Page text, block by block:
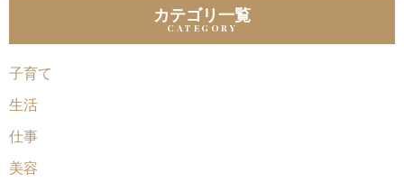
カテゴリ一覧
子育て
生活
仕事
美容